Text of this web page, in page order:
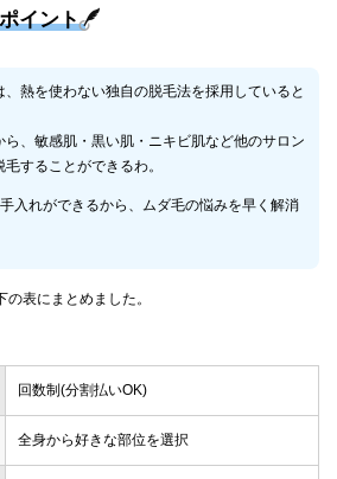
イント
熱を使わない独自の脱毛法を採用していると
、敏感肌・黒い肌・ニキビ肌など他のサロン
することができるわ。
入れができるから、ムダ毛の悩みを早く解消
表にまとめました。
回数制(分割払いOK)
全身から好きな部位を選択